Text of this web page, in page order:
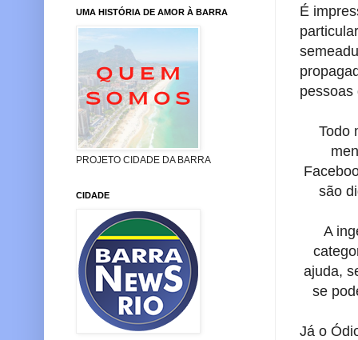
É
pessoas
Todo
são
A
ajuda,
se
Já o
UMA HISTÓRIA DE AMOR À BARRA
PROJETO CIDADE DA BARRA
CIDADE